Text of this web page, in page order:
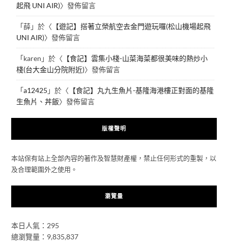
起飛 UNI AIR)〉發佈留言
「薛」於〈 【遊記】搭著立榮航空去金門遊玩囉(松山機場起飛
UNI AIR)〉發佈留言
「karen 」於〈 【食記】雲集小棧-山菜海菜都很美味的熱炒小
棧(台大金山分院附近)〉發佈留言
「a12425 」於〈 【食記】丸九生魚片-基隆海港樓正對面的基隆
生魚片、丼飯〉發佈留言
版權聲明
本站保有站上全部內容的著作及智慧財產權，禁止任何形式的重製，以
及合理範圍外之使用。
瀏覽量
本日人氣：295
總瀏覽量：9,835,837